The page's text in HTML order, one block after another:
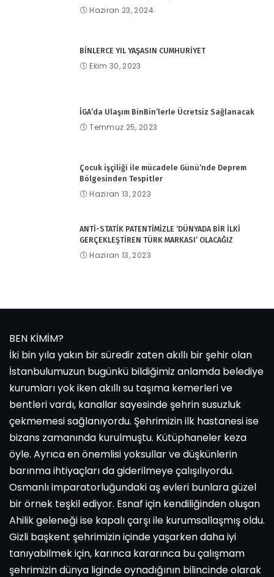
Haziran 23, 2024
BİNLERCE YIL YAŞASIN CUMHURİYET
Ekim 30, 2023
İGA’da Ulaşım BinBin’lerle Ücretsiz Sağlanacak
Temmuz 25, 2023
Çocuk işçiliği ile mücadele Günü’nde Deprem
Bölgesinden Tespitler
Haziran 13, 2023
ANTİ-STATİK PATENTİMİZLE ‘DÜNYADA BİR İLKİ
GERÇEKLEŞTİREN TÜRK MARKASI’ OLACAĞIZ
Haziran 13, 2023
BEN KİMİM?
İki bin yıla yakın bir süredir zaten akıllı bir şehir olan
İstanbulumuzun bugünkü bildiğimiz anlamda belediye
kurumları yok iken akıllı su taşıma kemerleri ve
bentleri vardı, kanallar sayesinde şehrin susuzluk
çekmemesi sağlanıyordu. Şehrimizin ilk hastanesi ise
bizans zamanında kurulmuştu. Kütüphaneler keza
öyle. Ayrıca en önemlisi yoksullar ve düşkünlerin
barınma ihtiyaçları da giderilmeye çalışılıyordu.
Osmanlı imparatorluğundaki aş evleri bunlara güzel
bir örnek teşkil ediyor. Esnaf için kendiliğinden oluşan
Ahilik geleneği ise kapalı çarşı ile kurumsallaşmış oldu.
Gizli başkent şehrimizin içinde yaşarken daha iyi
tanıyabilmek için, karınca kararınca bu çalışmam
şehrimizin dünya liginde oynadığının bilincinde olarak